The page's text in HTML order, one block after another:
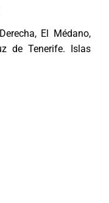
El Médano,
de Tenerife. Islas